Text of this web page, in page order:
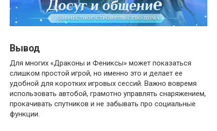
Вывод
Для многих «Драконы и Фениксы» может показаться
слишком простой игрой, но именно это и делает ее
удобной для коротких игровых сессий. Важно вовремя
использовать автобой, грамотно управлять снаряжением,
прокачивать спутников и не забывать про социальные
функции.